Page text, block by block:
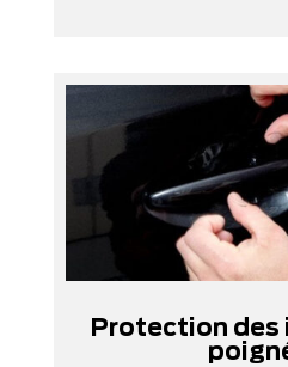
Protection des